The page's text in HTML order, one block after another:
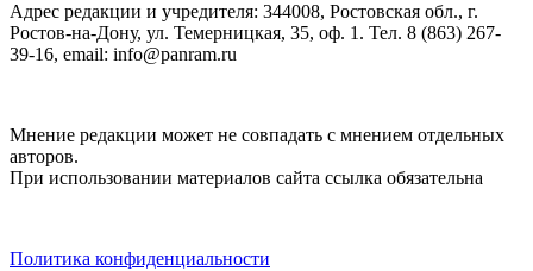
Адрес редакции и учредителя: 344008, Ростовская обл., г.
Ростов-на-Дону, ул. Темерницкая, 35, оф. 1. Тел. 8 (863) 267-
39-16, email: info@panram.ru
Мнение редакции может не совпадать с мнением отдельных
авторов.
При использовании материалов сайта ссылка обязательна
Политика конфиденциальности